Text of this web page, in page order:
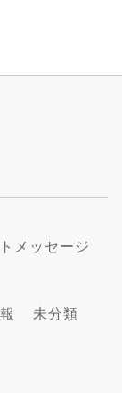
メッセージ
未分類